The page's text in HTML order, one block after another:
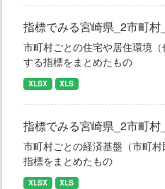
指標でみる宮崎県_2市町
市町村ごとの住宅や居住環境
する指標をまとめたもの
XLSX XLS
指標でみる宮崎県_2市町
市町村ごとの経済基盤（市町
指標をまとめたもの
XLSX XLS